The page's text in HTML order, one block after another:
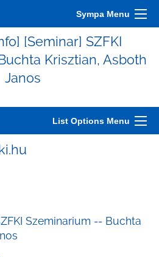
Sympa Menu
[Seminar] SZFKI
Krisztian, Asboth
Janos
List Options Menu
Szeminarium -- Buchta